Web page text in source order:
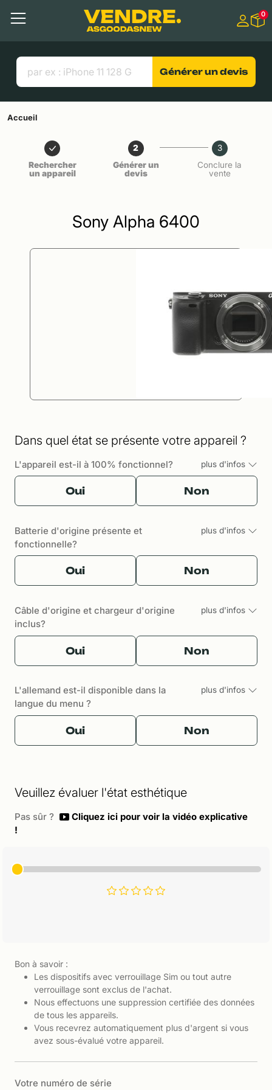
Contenu principal
Menu
Liens utiles
0
Générer un devis
Accueil
Rechercher
un appareil
2
Générer un
devis
3
Conclure la
vente
Sony Alpha 6400
Dans quel état se présente votre appareil ?
L'appareil est-il à 100% fonctionnel? plus d'infos
Oui Non
Batterie d'origine présente et
fonctionnelle?
plus d'infos
Oui Non
Câble d'origine et chargeur d'origine
inclus?
plus d'infos
Oui Non
L'allemand est-il disponible dans la
langue du menu ?
plus d'infos
Oui Non
Veuillez évaluer l'état esthétique
Pas sûr ?
Cliquez ici pour voir la vidéo explicative
!
Bon à savoir :
Les dispositifs avec verrouillage Sim ou tout autre
verrouillage sont exclus de l'achat.
Nous effectuons une suppression certifiée des données
de tous les appareils.
Vous recevrez automatiquement plus d'argent si vous
avez sous-évalué votre appareil.
Votre numéro de série